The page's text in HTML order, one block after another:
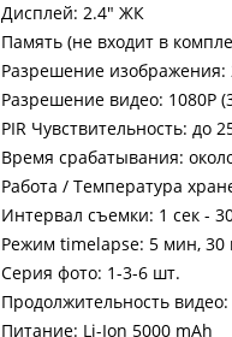
Дисплей: 2.4" ЖК
Память (не входит в
Разрешение изображения:
Разрешение видео: 1080P
PIR Чувствительность: до
Время срабатывания:
Работа / Температура
Интервал съемки: 1 сек -
Режим timelapse: 5 мин, 30
Серия фото: 1-3-6 шт.
Продолжительность видео:
Питание: Li-Ion 5000 mAh